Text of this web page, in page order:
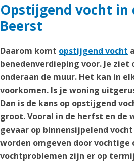
Opstijgend vocht in
Beerst
Daarom komt opstijgend vocht
benedenverdieping voor. Je
onderaan de muur. Het kan in
voorkomen. Is je woning
Dan is de kans op opstijgend
groot. Vooral in de herfst en de
gevaar op binnensijpelend
worden omgeven door vochtige
vochtproblemen zijn er op